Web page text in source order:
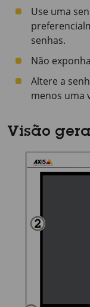
Use uma
senhas.
Não
Altere a
menos uma
Visão